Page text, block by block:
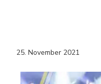
25. November 2021